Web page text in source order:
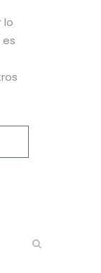
lo